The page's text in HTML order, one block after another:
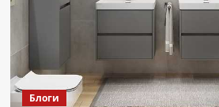
переміщених
Клічук
Блоги